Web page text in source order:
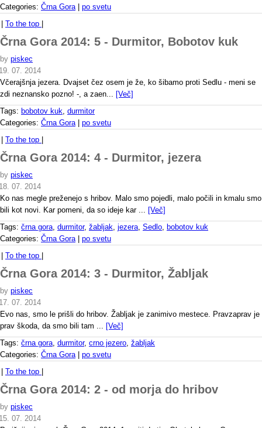
Categories: Črna Gora| po svetu
To the top
Črna Gora 2014: 5 - Durmitor, Bobotov kuk
by piskec
07. 2014
Včerajšnja jezera. Dvajset čez osem je že, ko šibamo proti Sedlu - meni se
zdi neznansko pozno! -, a zaen... [Več]
Tags: bobotov kuk, durmitor
Categories: Črna Gora| po svetu
To the top
Črna Gora 2014: 4 - Durmitor, jezera
by piskec
07. 2014
Ko nas megle preženejo s hribov. Malo smo pojedli, malo počili in kmalu smo
bili kot novi. Kar pomeni, da so ideje kar ... [Več]
Tags: črna gora, durmitor, žabljak, jezera, Sedlo, bobotov kuk
Categories: Črna Gora| po svetu
To the top
Črna Gora 2014: 3 - Durmitor, Žabljak
by piskec
07. 2014
Evo nas, smo le prišli do hribov. Žabljak je zanimivo mestece. Pravzaprav je
prav škoda, da smo bili tam ... [Več]
Tags: črna gora, durmitor, crno jezero, žabljak
Categories: Črna Gora| po svetu
To the top
Črna Gora 2014: 2 - od morja do hribov
by piskec
07. 2014